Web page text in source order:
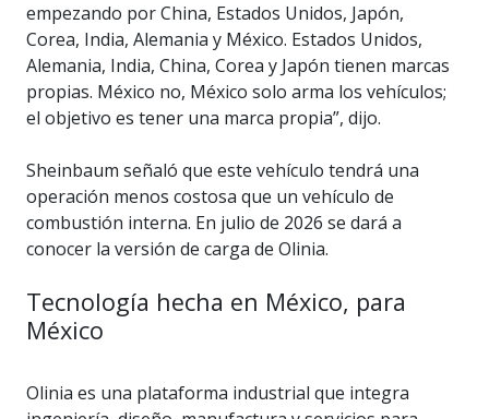
empezando por China, Estados Unidos, Japón,
Corea, India, Alemania y México. Estados Unidos,
Alemania, India, China, Corea y Japón tienen marcas
propias. México no, México solo arma los vehículos;
el objetivo es tener una marca propia”, dijo.
Sheinbaum señaló que este vehículo tendrá una
operación menos costosa que un vehículo de
combustión interna. En julio de 2026 se dará a
conocer la versión de carga de Olinia.
Tecnología hecha en México, para
México
Olinia es una plataforma industrial que integra